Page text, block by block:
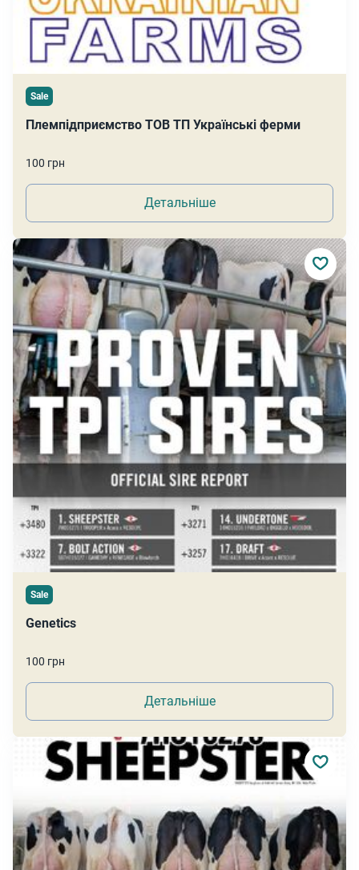
Sale
Племпідприємство ТОВ ТП Українські ферми
100 грн
Детальніше
Sale
Genetics
100 грн
Детальніше